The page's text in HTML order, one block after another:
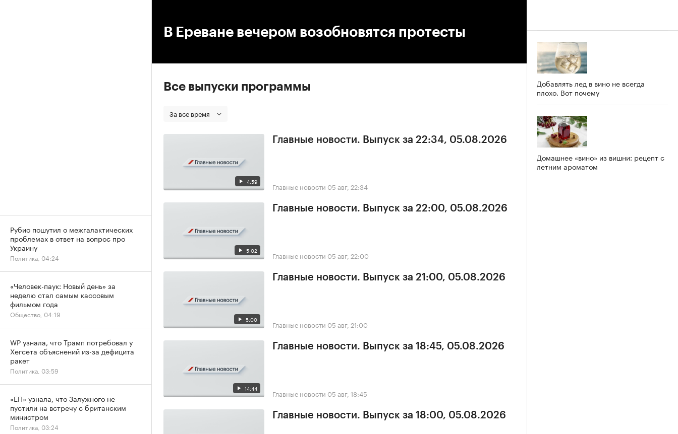
В Ереване вечером возобновятся протесты
Все выпуски программы
За все время
4:59
Главные новости. Выпуск за 22:34, 05.08.2026
Главные новости 05 авг, 22:34
5:02
Главные новости. Выпуск за 22:00, 05.08.2026
Главные новости 05 авг, 22:00
5:00
Главные новости. Выпуск за 21:00, 05.08.2026
Главные новости 05 авг, 21:00
14:44
Главные новости. Выпуск за 18:45, 05.08.2026
Главные новости 05 авг, 18:45
Главные новости. Выпуск за 18:00, 05.08.2026
Добавлять лед в вино не всегда
плохо. Вот почему
Домашнее «вино» из вишни: рецепт с
летним ароматом
Рубио пошутил о межгалактических
проблемах в ответ на вопрос про
Украину
Политика, 04:24
«Человек-паук: Новый день» за
неделю стал самым кассовым
фильмом года
Общество, 04:19
WP узнала, что Трамп потребовал у
Хегсета объяснений из-за дефицита
ракет
Политика, 03:59
«ЕП» узнала, что Залужного не
пустили на встречу с британским
министром
Политика, 03:24